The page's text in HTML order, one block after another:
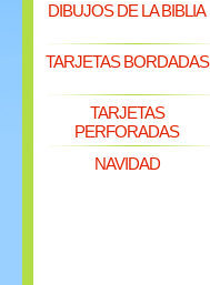
DIBUJOS DE LA BIBLIA
TARJETAS BORDADAS
TARJETAS
PERFORADAS
NAVIDAD